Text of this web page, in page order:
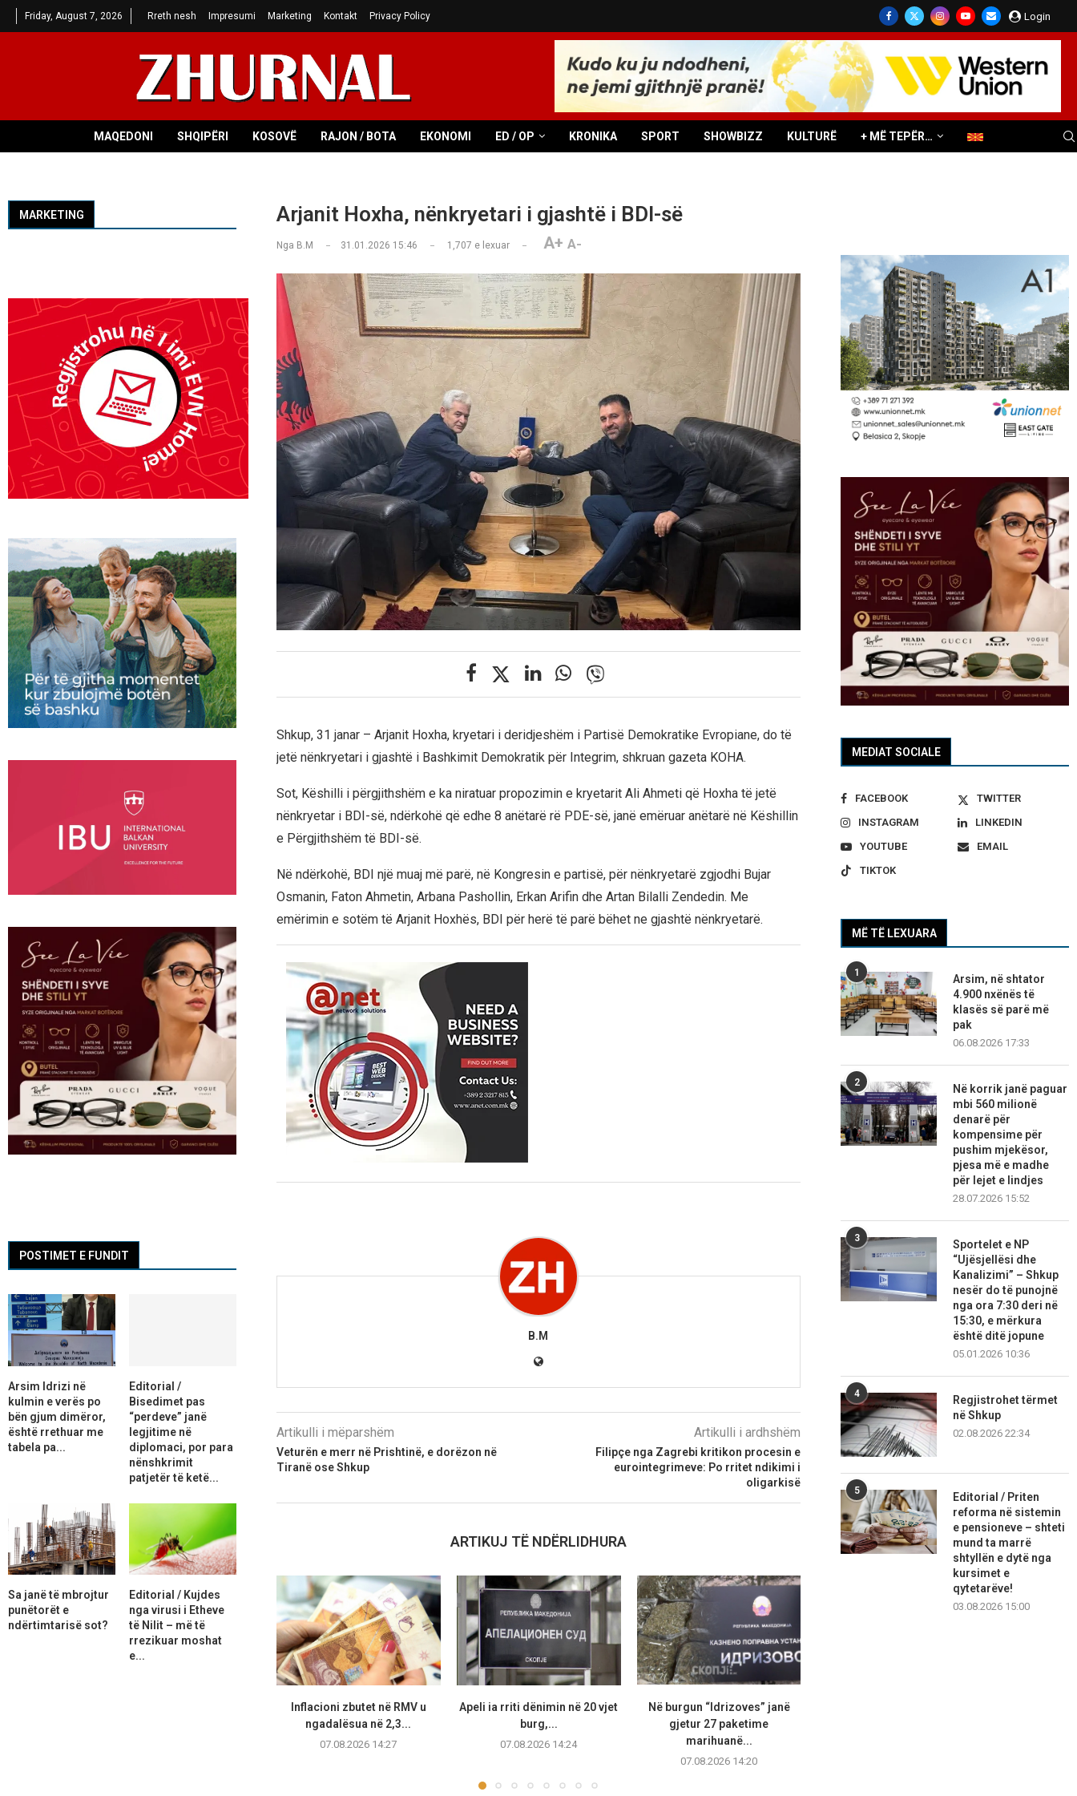
Friday, August 7, 2026 Rreth nesh Impresumi Marketing Kontakt Privacy Policy Login
MAQEDONI SHQIPËRI KOSOVË RAJON / BOTA EKONOMI ED / OP KRONIKA SPORT SHOWBIZZ KULTURË + MË TEPËR…
Arjanit Hoxha, nënkryetari i gjashtë i BDI-së
Nga B.M 31.01.2026 15:46 1,707 e lexuar A+ A-
Shkup, 31 janar – Arjanit Hoxha, kryetari i deridjeshëm i Partisë Demokratike Evropiane, do të
jetë nënkryetari i gjashtë i Bashkimit Demokratik për Integrim, shkruan gazeta KOHA.
Sot, Këshilli i përgjithshëm e ka niratuar propozimin e kryetarit Ali Ahmeti që Hoxha të jetë
nënkryetar i BDI-së, ndërkohë që edhe 8 anëtarë rë PDE-së, janë emëruar anëtarë në Këshillin
e Përgjithshëm të BDI-së.
Në ndërkohë, BDI një muaj më parë, në Kongresin e partisë, për nënkryetarë zgjodhi Bujar
Osmanin, Faton Ahmetin, Arbana Pashollin, Erkan Arifin dhe Artan Bilalli Zendedin. Me
emërimin e sotëm të Arjanit Hoxhës, BDI për herë të parë bëhet ne gjashtë nënkryetarë.
B.M
Artikulli i mëparshëm
Veturën e merr në Prishtinë, e dorëzon në
Tiranë ose Shkup
Artikulli i ardhshëm
Filipçe nga Zagrebi kritikon procesin e
eurointegrimeve: Po rritet ndikimi i
oligarkisë
ARTIKUJ TË NDËRLIDHURA
Inflacioni zbutet në RMV u
ngadalësua në 2,3...
07.08.2026 14:27
Apeli ia rriti dënimin në 20 vjet
burg,...
07.08.2026 14:24
Në burgun “Idrizoves” janë
gjetur 27 paketime
marihuanë...
07.08.2026 14:20
MEDIAT SOCIALE
FACEBOOK
TWITTER
INSTAGRAM
LINKEDIN
YOUTUBE
EMAIL
TIKTOK
MË TË LEXUARA
1
Arsim, në shtator
4.900 nxënës të
klasës së parë më
pak
06.08.2026 17:33
2
Në korrik janë paguar
mbi 560 milionë
denarë për
kompensime për
pushim mjekësor,
pjesa më e madhe
për lejet e lindjes
28.07.2026 15:52
3
Sportelet e NP
“Ujësjellësi dhe
Kanalizimi” – Shkup
nesër do të punojnë
nga ora 7:30 deri në
15:30, e mërkura
është ditë jopune
05.01.2026 10:36
4
Regjistrohet tërmet
në Shkup
02.08.2026 22:34
5
Editorial / Priten
reforma në sistemin
e pensioneve – shteti
mund ta marrë
shtyllën e dytë nga
kursimet e
qytetarëve!
03.08.2026 15:00
MARKETING
POSTIMET E FUNDIT
Arsim Idrizi në
kulmin e verës po
bën gjum dimëror,
është rrethuar me
tabela pa...
Editorial /
Bisedimet pas
“perdeve” janë
legjitime në
diplomaci, por para
nënshkrimit
patjetër të ketë...
Sa janë të mbrojtur
punëtorët e
ndërtimtarisë sot?
Editorial / Kujdes
nga virusi i Etheve
të Nilit – më të
rrezikuar moshat
e...